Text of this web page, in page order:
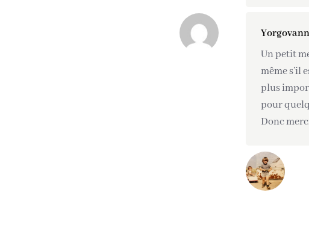
Yorgovann
Un petit
même s’il
plus
pour
Donc